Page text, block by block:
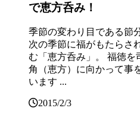
で恵方呑み！
季節の変わり目である節
次の季節に福がもたらさ
む「恵方呑み」。 福徳
角（恵方）に向かって事
います ...
2015/2/3